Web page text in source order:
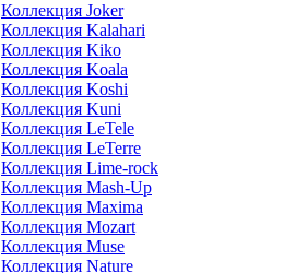
Коллекция Joker
Коллекция Kalahari
Коллекция Kiko
Коллекция Koala
Коллекция Koshi
Коллекция Kuni
Коллекция LeTele
Коллекция LeTerre
Коллекция Lime-rock
Коллекция Mash-Up
Коллекция Maxima
Коллекция Mozart
Коллекция Muse
Коллекция Nature